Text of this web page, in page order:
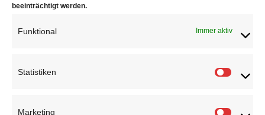
beeinträchtigt werden.
Funktional Immer aktiv
Statistiken
Marketing
SweepTec® – ständige Schallfeldoszillation für
gleichmäßige und schonende Reinigung